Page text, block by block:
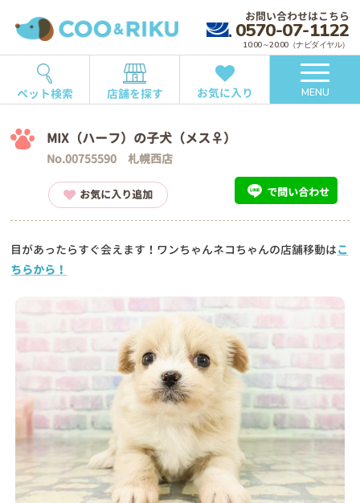
お問い合わせはこちら
0570-07-1122
10:00～20:00（ナビダイヤル）
ペット検索 店舗を探す お気に入り MENU
MIX（ハーフ）の子犬（メス♀）
No.00755590 札幌西店
お気に入り追加 で問い合わせ
目があったらすぐ会えます！ワンちゃんネコちゃんの店舗移動はこ
ちらから！